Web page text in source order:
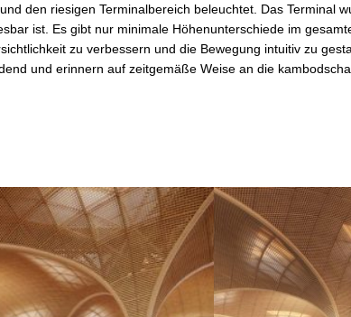
den riesigen Terminalbereich beleuchtet. Das Terminal
ist. Es gibt nur minimale Höhenunterschiede im
zu verbessern und die Bewegung intuitiv zu
und erinnern auf zeitgemäße Weise an die